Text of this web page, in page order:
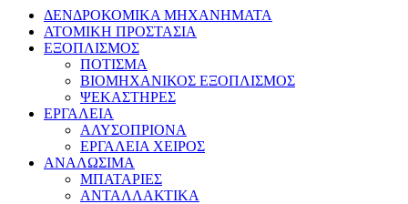
ΔΕΝΔΡΟΚΟΜΙΚΑ ΜΗΧΑΝΗΜΑΤΑ
ΑΤΟΜΙΚΗ ΠΡΟΣΤΑΣΙΑ
ΕΞΟΠΛΙΣΜΟΣ
ΠΟΤΙΣΜΑ
ΒΙΟΜΗΧΑΝΙΚΟΣ ΕΞΟΠΛΙΣΜΟΣ
ΨΕΚΑΣΤΗΡΕΣ
ΕΡΓΑΛΕΙΑ
ΑΛΥΣΟΠΡΙΟΝΑ
ΕΡΓΑΛΕΙΑ ΧΕΙΡΟΣ
ΑΝΑΛΩΣΙΜΑ
ΜΠΑΤΑΡΙΕΣ
ΑΝΤΑΛΛΑΚΤΙΚΑ